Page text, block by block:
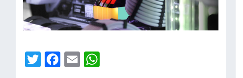
T
Fa E